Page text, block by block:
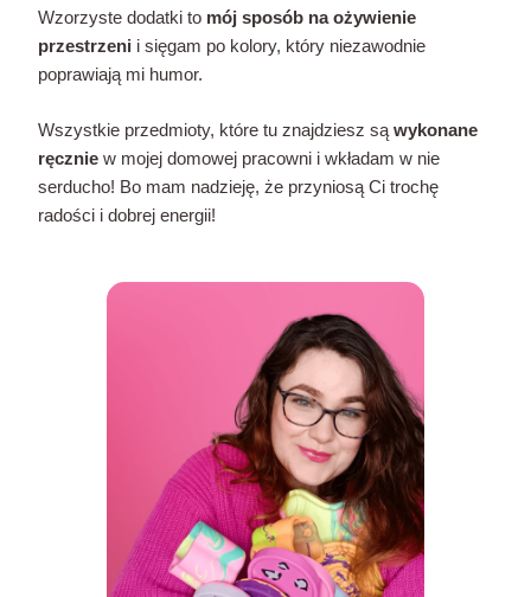
Wzorzyste dodatki to mój sposób na ożywienie
przestrzeni i sięgam po kolory, który niezawodnie
poprawiają mi humor.
Wszystkie przedmioty, które tu znajdziesz sąwykonane
ręcznie w mojej domowej pracowni i wkładam w nie
serducho! Bo mam nadzieję, że przyniosą Ci trochę
radości i dobrej energii!